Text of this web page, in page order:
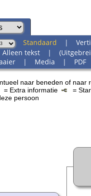
Standaard |
Alleen tekst|
| Media | PDF
naar beneden of naar
= Extra informatie
=
persoon